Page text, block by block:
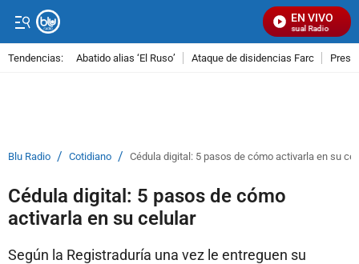
EN VIVO
Señal Visual Radio
Tendencias: Abatido alias ‘El Ruso’ Ataque de disidencias Farc
Blu Radio / Cotidiano / Cédula digital: 5 pasos de cómo activarla en su
Cédula digital: 5 pasos de cómo
activarla en su celular
Según la Registraduría una vez le entreguen su